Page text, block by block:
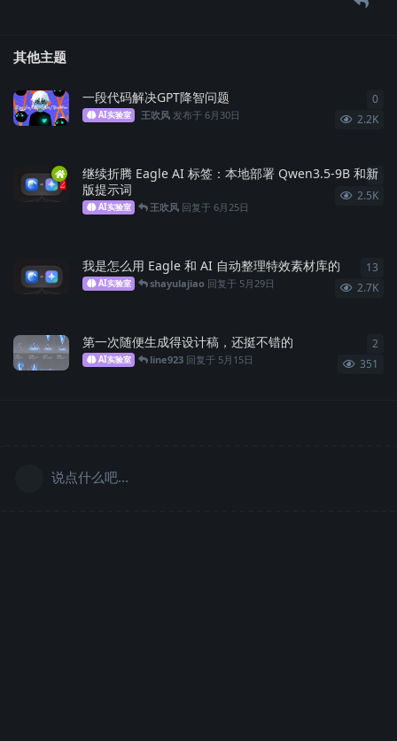
其他主题
一段代码解决GPT降智问题
AI实验室 王吹风 发布于6月30日 2.2K
0
继续折腾 Eagle AI 标签：本地部署 Qwen3.5-9B 和新
版提示词
AI实验室 王吹风 回复于6月25日
2.5K
7
我是怎么用 Eagle 和 AI 自动整理特效素材库的
AI实验室 shayulajiao 回复于 5月29日 2.7K
13
第一次随便生成得设计稿，还挺不错的
AI实验室 line923 回复于 5月15日 351
2
说点什么吧...